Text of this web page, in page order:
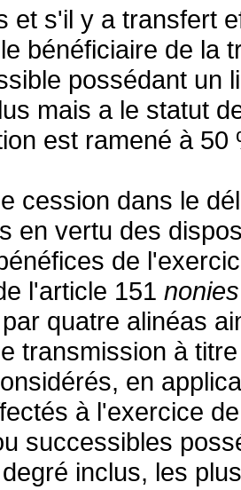
et s'il y a transfert
bénéficiaire de la
possédant un
mais a le statut
est ramené à
cession dans le
en vertu des
de
l'article 151
quatre alinéas
transmission à
en
à l'exercice
successibles
inclus, les